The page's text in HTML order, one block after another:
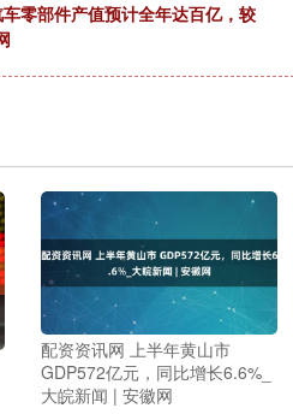
零部件产值预计全年达百亿，较
配资资讯网 上半年黄山市
GDP572亿元，同比增长6.6%_
大皖新闻 | 安徽网